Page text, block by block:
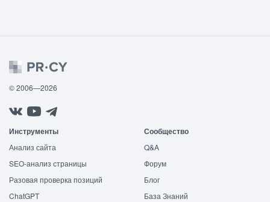
© 2006—2026
Инструменты
Анализ сайта
SEO-анализ страницы
Разовая проверка позиций
ChatGPT
Сообщество
Q&A
Форум
Блог
База Знаний